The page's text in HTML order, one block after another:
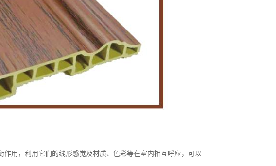
用，利用它们的线形感觉及材质、色彩等在室内相互呼应，可以